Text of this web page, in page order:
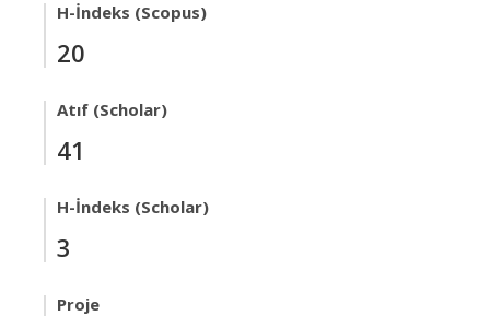
H-İndeks (Scopus)
20
Atıf (Scholar)
41
H-İndeks (Scholar)
3
Proje